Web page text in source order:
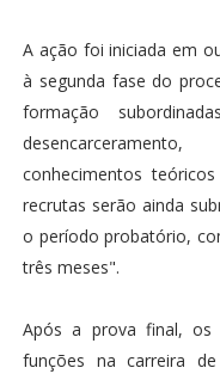
A ação foi iniciada em
à segunda fase do
formação
conhecimentos
recrutas serão ainda
o período probatório,
três meses".
Após a prova final, os
funções na carreira